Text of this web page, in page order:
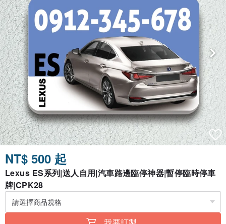
NT$ 500 起
Lexus ES系列|送人自用|汽車路邊臨停神器|暫停臨時停車
牌|CPK28